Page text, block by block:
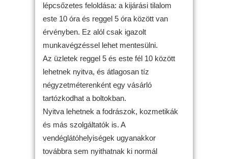
lépcsőzetes feloldása: a kijárási tilalom
este 10 óra és reggel 5 óra között van
érvényben. Ez alól csak igazolt
munkavégzéssel lehet mentesülni.
Az üzletek reggel 5 és este fél 10 között
lehetnek nyitva, és átlagosan tíz
négyzetméterenként egy vásárló
tartózkodhat a boltokban.
Nyitva lehetnek a fodrászok, kozmetikák
és más szolgáltatók is. A
vendéglátóhelyiségek ugyanakkor
továbbra sem nyithatnak ki normál